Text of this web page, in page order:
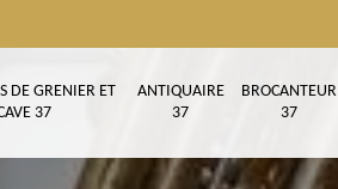
DE GRENIER ET
37
ANTIQUAIRE
37
BROCANTEUR
37